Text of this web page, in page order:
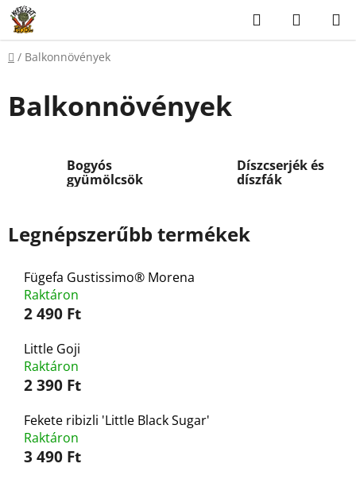
Ugrás
fő
tartalomhoz
KeresésKOSÁR
Kezdőlap
/ Balkonnövények
Balkonnövények
Bogyós
gyümölcsök
Díszcserjék és
díszfák
Legnépszerűbb termékek
Fügefa Gustissimo® Morena
Raktáron
2 490 Ft
Little Goji
Raktáron
2 390 Ft
Fekete ribizli 'Little Black Sugar'
Raktáron
3 490 Ft